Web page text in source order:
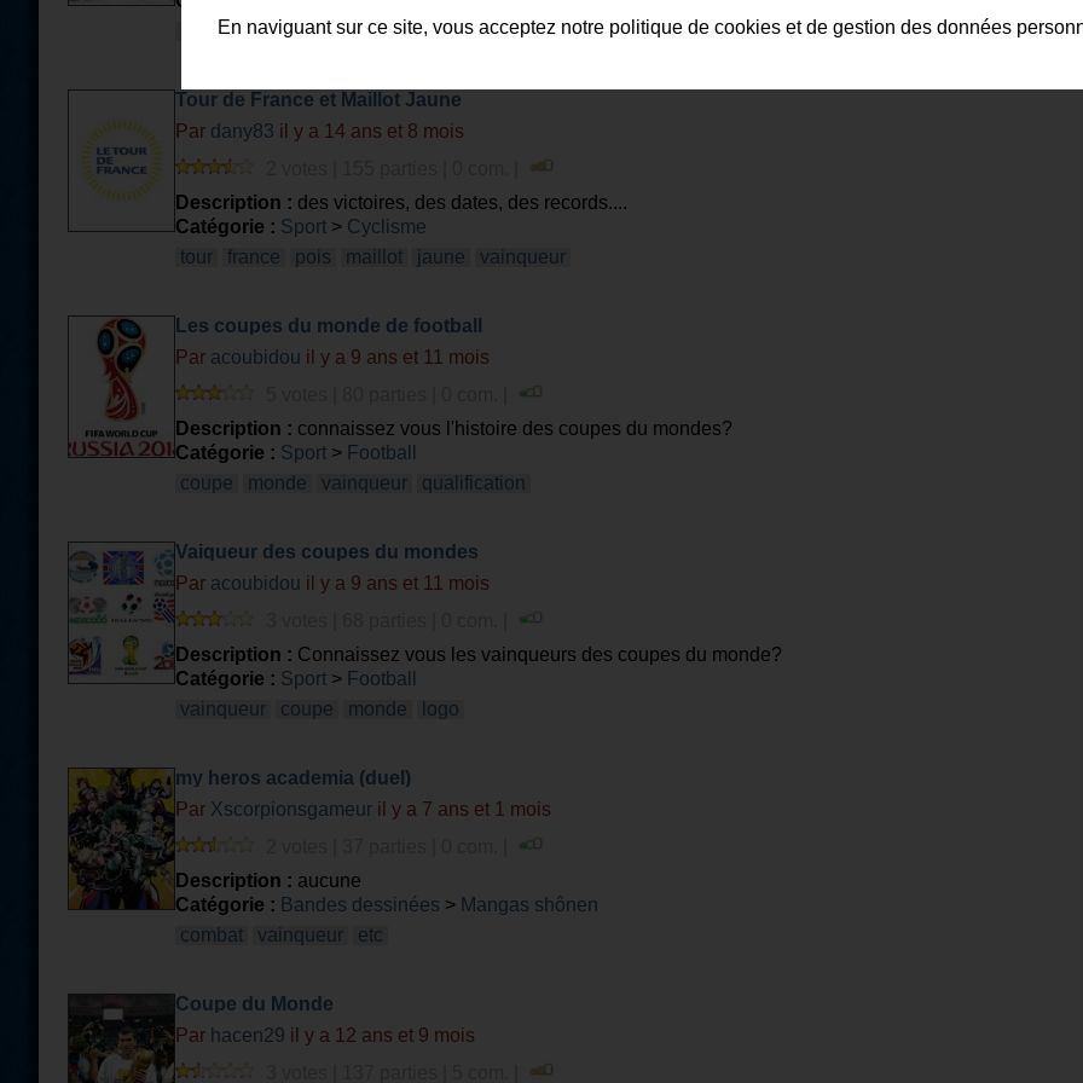
cyclisme
route record vainqueur
Tour de France et Maillot Jaune
Par dany83 il y a 14 ans et 8 mois
Description : des victoires, des dates, des records....
Catégorie : Sport > Cyclisme
tour
france pois maillot jaune vainqueur
Les coupes du monde de football
Par acoubidou il y a 9 ans et 11 mois
Description : connaissez vous l'histoire des coupes du mondes?
Catégorie : Sport > Football
coupe
monde vainqueur qualification
Vaiqueur des coupes du mondes
Par acoubidou il y a 9 ans et 11 mois
Description : Connaissez vous les vainqueurs des coupes du monde?
Catégorie : Sport > Football
vainqueur
coupe monde logo
my heros academia (duel)
Par Xscorpionsgameur il y a 7 ans et 1 mois
Description : aucune
Catégorie : Bandes dessinées > Mangas shônen
combat
vainqueur etc
Coupe du Monde
Par hacen29 il y a 12 ans et 9 mois
En naviguant sur ce site, vous acceptez notre politique de cookies et de gestion des données